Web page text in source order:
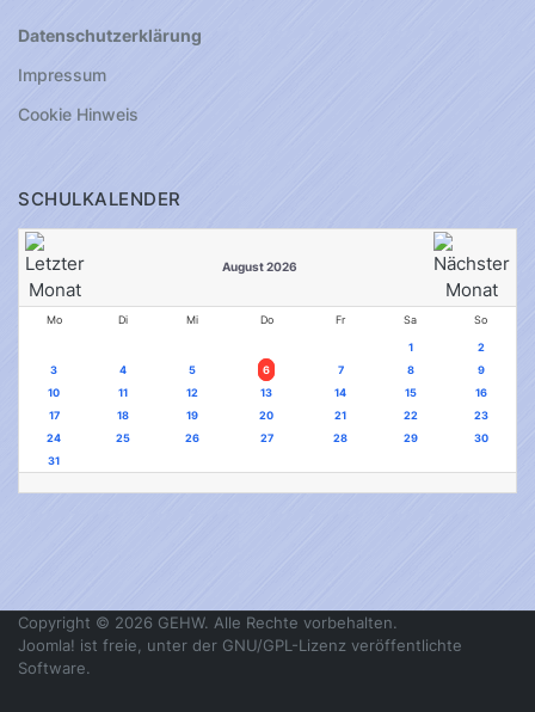
Datenschutzerklärung
Impressum
Cookie Hinweis
SCHULKALENDER
August 2026
Mo Di Mi Do Fr Sa So
1
2
3
4 5 6 7 8
9
10
11 12 13 14 15
16
17
18 19 20 21 22
23
24
25 26 27 28 29
30
31
Copyright © 2026 GEHW. Alle Rechte vorbehalten.
Joomla! ist freie, unter der GNU/GPL-Lizenz veröffentlichte
Software.